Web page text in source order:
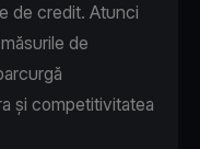
de credit. Atunci
de
și competitivitatea